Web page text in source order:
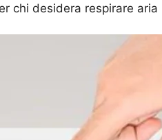
desidera respirare